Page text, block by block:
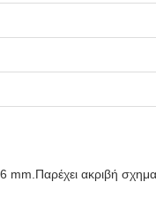
mm.Παρέχει ακριβή